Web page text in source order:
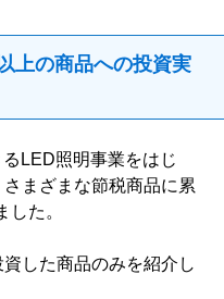
上の商品への投資実
LED照明事業をはじ
まざまな節税商品に累
た。
した商品のみを紹介し